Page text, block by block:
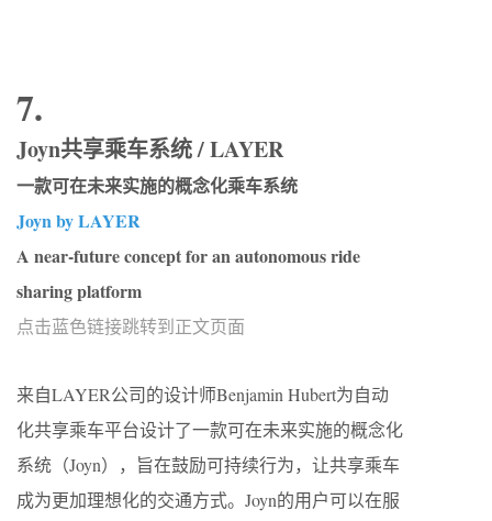
7.
Joyn共享乘车系统 / LAYER
一款可在未来实施的概念化乘车系统
Joyn by LAYER
A near-future concept for an autonomous ride
sharing platform
点击蓝色链接跳转到正文页面
来自LAYER公司的设计师Benjamin Hubert为自动
化共享乘车平台设计了一款可在未来实施的概念化
系统（Joyn），旨在鼓励可持续行为，让共享乘车
成为更加理想化的交通方式。Joyn的用户可以在服